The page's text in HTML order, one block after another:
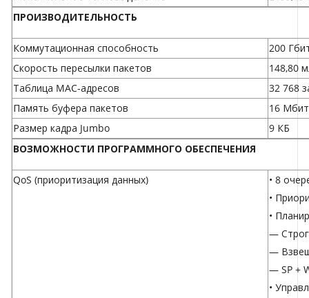
ПРОИЗВОДИТЕЛЬНОСТЬ
Коммутационная способность
200
Скорость пересылки пакетов
148,80
Таблица MAC-адресов
32 768
Память буфера пакетов
16 Мбит
Размер кадра Jumbo
9 КБ
ВОЗМОЖНОСТИ ПРОГРАММНОГО ОБЕСПЕЧЕНИЯ
QoS (приоритизация данных)
• 8
•
•
—
—
— SP +
•